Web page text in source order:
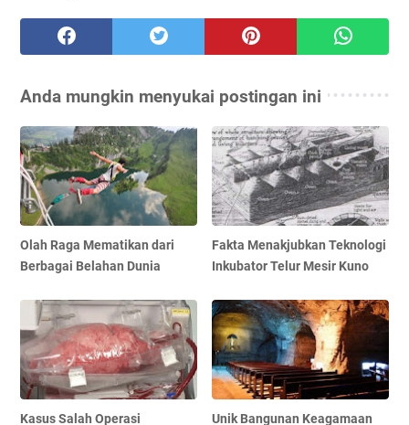
Anda mungkin menyukai postingan ini
Olah Raga Mematikan dari
Berbagai Belahan Dunia
Fakta Menakjubkan Teknologi
Inkubator Telur Mesir Kuno
Kasus Salah Operasi
Unik Bangunan Keagamaan